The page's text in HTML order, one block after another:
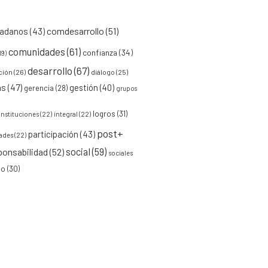
(43)comdesarrollo(51)
comunidades(61) confianza (34)
(26) desarrollo(67) diálogo (25)
(47) gerencia (28) gestión (40) grupos
(22) integral (22) logros (31)
(22) participación (43) post+
(52)social(59) sociales
(30)